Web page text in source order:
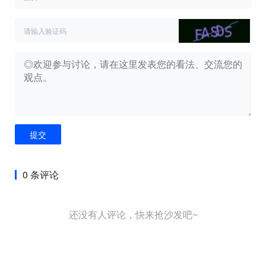
提交
0 条评论
还没有人评论，快来抢沙发吧~